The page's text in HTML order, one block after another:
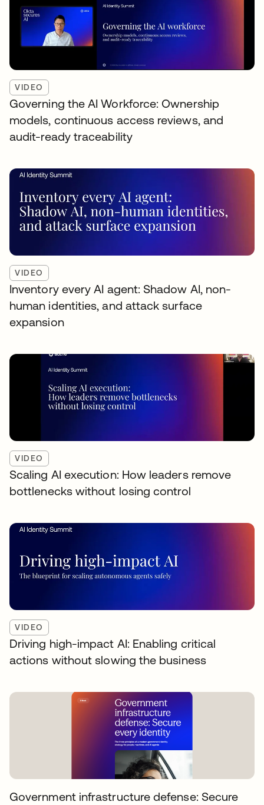
VIDEO
Governing the AI Workforce: Ownership
models, continuous access reviews, and
audit-ready traceability
VIDEO
Inventory every AI agent: Shadow AI, non-
human identities, and attack surface
expansion
VIDEO
Scaling AI execution: How leaders remove
bottlenecks without losing control
VIDEO
Driving high-impact AI: Enabling critical
actions without slowing the business
Government infrastructure defense: Secure